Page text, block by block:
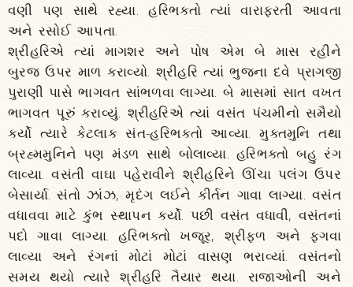
વણી પણ સાથે રહ્યા. હરિભક્તો ત્યાં વારાફરતી આવતા
અને રસોઈ આપતા.
શ્રીહરિએ ત્યાં માગશર અને પોષ એમ બે માસ રહીને
બુરજ ઉપર માળ કરાવ્યો. શ્રીહરિ ત્યાં ભુજના દવે પ્રાગજી
પુરાણી પાસે ભાગવત સાંભળવા લાગ્યા. બે માસમાં સાત વખત
ભાગવત પૂરું કરાવ્યું. શ્રીહરિએ ત્યાં વસંત પંચમીનો સમૈયો
કર્યો ત્યારે કેટલાક સંત-હરિભક્તો આવ્યા. મુક્તમુનિ તથા
બ્રહ્મમુનિને પણ મંડળ સાથે બોલાવ્યા. હરિભક્તો બહુ રંગ
લાવ્યા. વસંતી વાઘા પહેરાવીને શ્રીહરિને ઊંચા પલંગ ઉપર
બેસાર્યા. સંતો ઝાંઝ, મૃદંગ લઈને કીર્તન ગાવા લાગ્યા. વસંત
વધાવવા માટે કુંભ સ્થાપન કર્યો. પછી વસંત વધાવી, વસંતનાં
પદો ગાવા લાગ્યા. હરિભક્તો ખજૂર, શ્રીફળ અને ફગવા
લાવ્યા અને રંગનાં મોટાં મોટાં વાસણ ભરાવ્યાં. વસંતનો
સમય થયો ત્યારે શ્રીહરિ તૈયાર થયા. રાજાઓની અને